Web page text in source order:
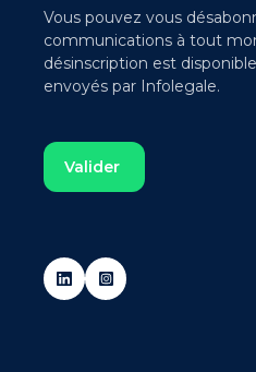
Vous pouvez vous
communications à tout
désinscription est
envoyés par Infolegale.